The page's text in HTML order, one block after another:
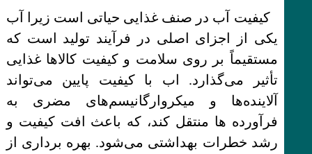
کیفیت آب در صنف غذایی حیاتی است زیرا آب
یکی از اجزای اصلی در فرآیند تولید است که
مستقیماً بر روی سلامت و کیفیت کالاها غذایی
تأثیر می‌گذارد. اب با کیفیت پایین می‌تواند
آلاینده‌ها و میکروارگانیسم‌های مضری به
فرآورده ها منتقل کند، که باعث افت کیفیت و
رشد خطرات بهداشتی می‌شود. بهره برداری از